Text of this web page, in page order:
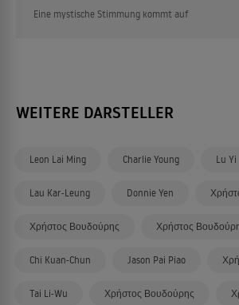
Eine mystische Stimmung kommt auf
WEITERE DARSTELLER
Leon Lai Ming Charlie Young Lu Yi
Lau Kar-Leung Donnie Yen
Χρήστος Βουδούρης Χρήστος
Chi Kuan-Chun Jason Pai Piao
Tai Li-Wu Χρήστος Βουδούρης